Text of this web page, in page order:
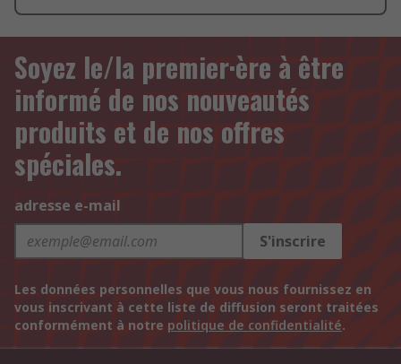
Soyez le/la premier·ère à être
informé de nos nouveautés
produits et de nos offres
spéciales.
adresse e-mail
S'inscrire
Les données personnelles que vous nous fournissez en
vous inscrivant à cette liste de diffusion seront traitées
conformément à notre politique de confidentialité.